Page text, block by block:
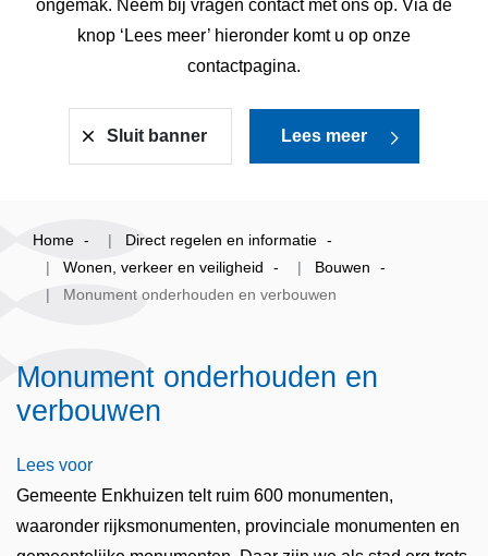
ongemak. Neem bij vragen contact met ons op. Via de
knop ‘Lees meer’ hieronder komt u op onze
contactpagina.
Sluit banner Lees meer
Home
Direct regelen en informatie
Wonen, verkeer en veiligheid
Bouwen
Monument onderhouden en verbouwen
Monument onderhouden en
verbouwen
Lees voor
Gemeente Enkhuizen telt ruim 600 monumenten,
waaronder rijksmonumenten, provinciale monumenten en